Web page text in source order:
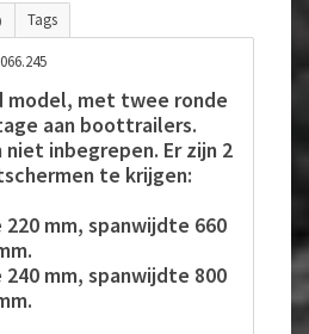
Tags
model, met twee ronde
aan boottrailers.
inbegrepen. Er zijn 2
te krijgen:
mm, spanwijdte 660
mm, spanwijdte 800